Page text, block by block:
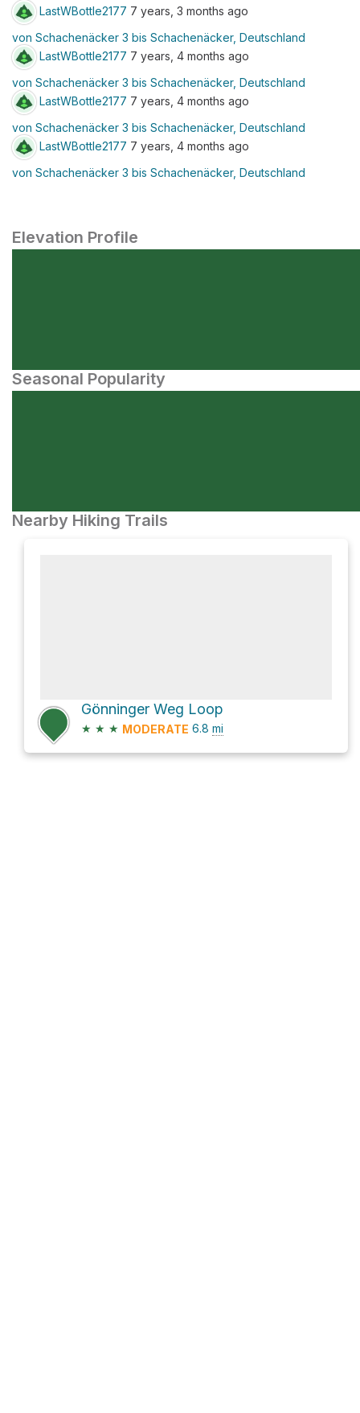
LastWBottle2177 7 years, 3 months ago
von Schachenäcker 3 bis Schachenäcker, Deutschland
LastWBottle2177 7 years, 4 months ago
von Schachenäcker 3 bis Schachenäcker, Deutschland
LastWBottle2177 7 years, 4 months ago
von Schachenäcker 3 bis Schachenäcker, Deutschland
LastWBottle2177 7 years, 4 months ago
von Schachenäcker 3 bis Schachenäcker, Deutschland
Elevation Profile
Seasonal Popularity
Nearby Hiking Trails
Gönninger Weg Loop
★ ★ ★ MODERATE 6.8 mi